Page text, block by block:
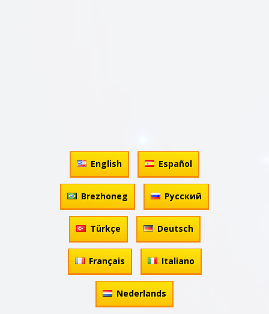
English Español
Brezhoneg Русский
Türkçe Deutsch
Français Italiano
Nederlands